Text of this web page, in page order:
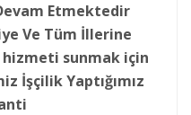
Etmektedir
Ve Tüm İllerine
hizmeti sunmak için
İşçilik Yaptığımız